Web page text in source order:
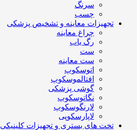
سرنگ
چسب
تجهیزات معاینه و تشخیص پزشکی
چراغ معاینه
رگ یاب
ست
ست معاینه
اتوسکوپ
افتالموسکوپ
گوشی پزشکی
نگاتوسکوپ
لارنگوسکوپ
لاپارسکوپی
تخت های بستری و تجهیزات کلینیکی